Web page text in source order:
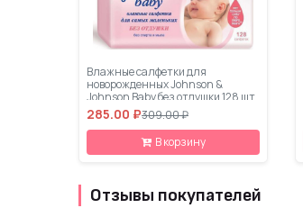
Влажные салфетки для
новорожденных Johnson &
Johnson Baby без отдушки 128 шт
285.00 ₽309.00 ₽
В корзину
Отзывы покупателей